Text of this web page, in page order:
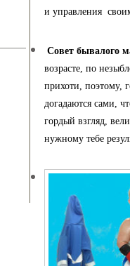
и управления
Совет бывалого
возрасте, по
прихоти, поэтому,
догадаются сами,
гордый взгляд,
нужному тебе